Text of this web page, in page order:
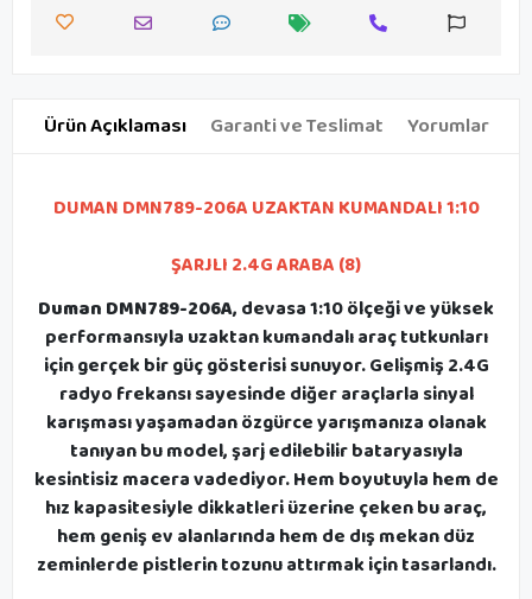
Ürün Açıklaması Garanti ve Teslimat Yorumlar
DUMAN DMN789-206A UZAKTAN KUMANDALI 1:10
ŞARJLI 2.4G ARABA (8)
Duman DMN789-206A, devasa 1:10 ölçeği ve yüksek
performansıyla uzaktan kumandalı araç tutkunları
için gerçek bir güç gösterisi sunuyor. Gelişmiş 2.4G
radyo frekansı sayesinde diğer araçlarla sinyal
karışması yaşamadan özgürce yarışmanıza olanak
tanıyan bu model, şarj edilebilir bataryasıyla
kesintisiz macera vadediyor. Hem boyutuyla hem de
hız kapasitesiyle dikkatleri üzerine çeken bu araç,
hem geniş ev alanlarında hem de dış mekan düz
zeminlerde pistlerin tozunu attırmak için tasarlandı.